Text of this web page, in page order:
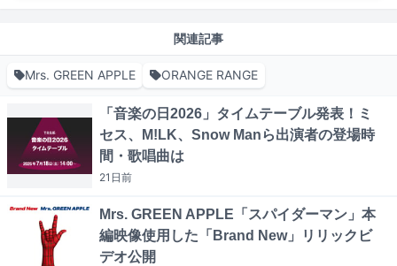
関連記事
Mrs. GREEN APPLE ORANGE RANGE
「音楽の日2026」タイムテーブル発表！ミ
セス、M!LK、Snow Manら出演者の登場時
間・歌唱曲は
21日前
Mrs. GREEN APPLE「スパイダーマン」本
編映像使用した「Brand New」リリックビ
デオ公開